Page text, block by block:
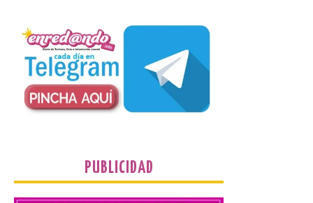
Un Bien de Interés
Cultural abandonado
desde 1949. Los
procuradores leonesistas
plantean que la Junta
contacte cuanto antes con los
PUBLICIDAD